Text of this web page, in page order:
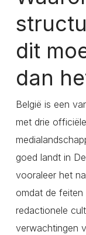
dit
dan
België is een
met drie
goed landt in
vooraleer het
omdat de feiten
redactionele
verwachtingen